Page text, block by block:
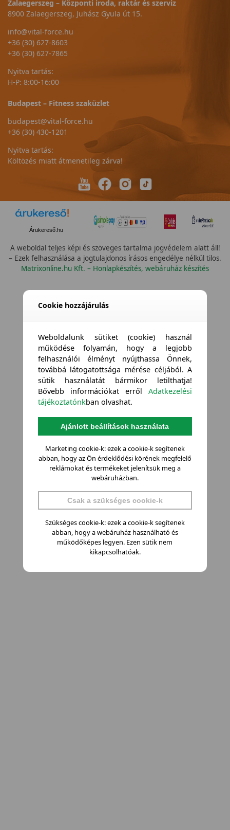
Zalaegerszeg – Központi iroda, raktár és szerviz
8900 Zalaegerszeg, Juhász Gyula út 15.
info@vital-force.hu
+36 (30) 627-8603
+36 (30) 627-7865
Nyitva tartás:
H-P: 8:00-16:00
Budapest – Fitness szaküzlet
budapest@vital-force.hu
+36 (30) 430-1201
Nyitva tartás:
Költözés miatt átmenetileg zárva!
Árukereső.hu
A weboldal teljes képi és szöveges tartalma jogvédelem alatt áll!
– Ezek felhasználása a jogtulajdonos írásos engedélye nélkül tilos.
Matrixonline.hu Kft. – Honlapkészítés, webáruház készítés
Cookie hozzájárulás
Weboldalunk sütiket (cookie) használ
működése folyamán, hogy a legjobb
felhasználói élményt nyújthassa Önnek,
továbbá látogatottsága mérése céljából. A
sütik használatát bármikor letilthatja!
Bővebb információkat errőlAdatkezelési
tájékoztatónkban olvashat.
Ajánlott beállítások használata
Marketing cookie-k: ezek a cookie-k segítenek
abban, hogy az Ön érdeklődési körének megfelelő
reklámokat és termékeket jelenítsük meg a
webáruházban.
Csak a szükséges cookie-k
Szükséges cookie-k: ezek a cookie-k segítenek
abban, hogy a webáruház használható és
működőképes legyen. Ezen sütik nem
kikapcsolhatóak.